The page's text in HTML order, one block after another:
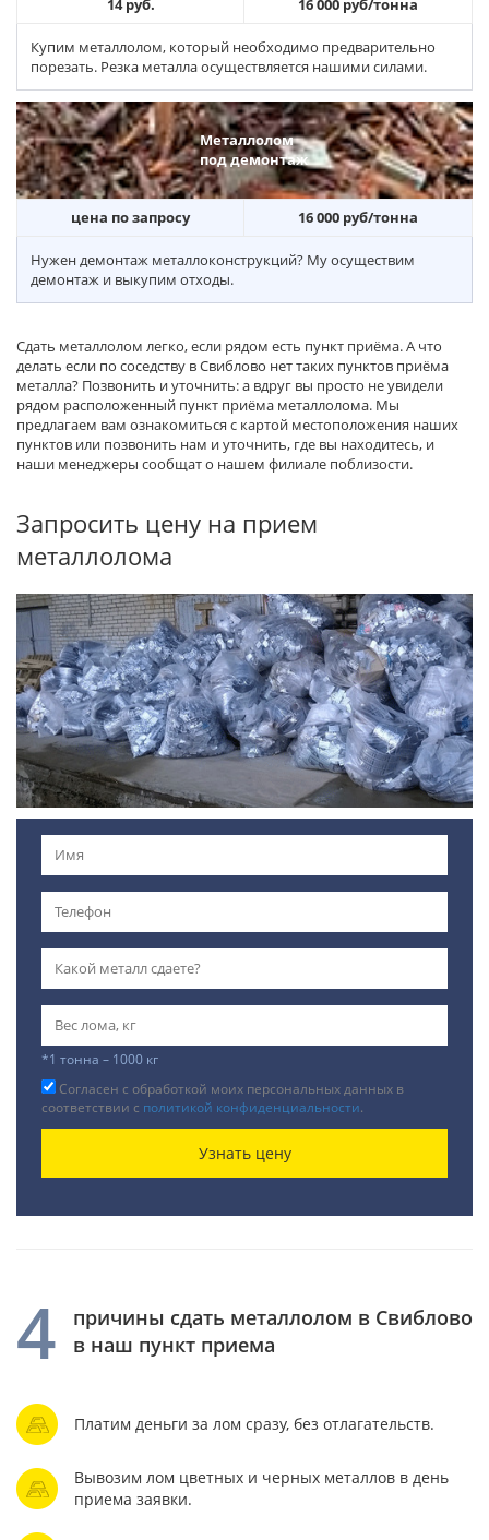
14 руб. 16 000 руб/тонна
Купим металлолом, который необходимо предварительно
порезать. Резка металла осуществляется нашими силами.
Металлолом
под демонтаж
цена по запросу 16 000 руб/тонна
Нужен демонтаж металлоконструкций? Му осуществим
демонтаж и выкупим отходы.
Сдать металлолом легко, если рядом есть пункт приёма. А что
делать если по соседству в Свиблово нет таких пунктов приёма
металла? Позвонить и уточнить: а вдруг вы просто не увидели
рядом расположенный пункт приёма металлолома. Мы
предлагаем вам ознакомиться с картой местоположения наших
пунктов или позвонить нам и уточнить, где вы находитесь, и
наши менеджеры сообщат о нашем филиале поблизости.
Запросить цену на прием
металлолома
*1 тонна – 1000 кг
Согласен с обработкой моих персональных данных в
соответствии с политикой конфиденциальности.
Узнать цену
4
причины сдать металлолом в Свиблово
в наш пункт приема
Платим деньги за лом сразу, без отлагательств.
Вывозим лом цветных и черных металлов в день
приема заявки.